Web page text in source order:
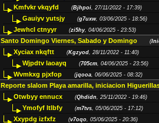
Kmfvkr vkqyfd (Bjhpoi, 27/11/2022 - 17:39)
Gauiyv yutsjy (g7uxw, 03/06/2025 - 18:56)
Jewhcl ctnyyr (zi5hy, 04/06/2025 - 23:53)
Santo Domingo Viernes, Sabado y Domingo (
Xyciax nkqftt (Kgzyod, 28/11/2022 - 11:40)
Wjpdtv laoayq (705cm, 04/06/2025 - 23:56)
Wvmkxg pjxfop (jqooa, 06/06/2025 - 08:32)
Reporte slalom Playa amarilla, iniciacion
Otwbyy ennucx (Qhdidn, 25/11/2022 - 19:46)
Ymofyf ltlbfy (m7tvs, 05/06/2025 - 17:12)
Xxypdg izfxfz (v7oqo, 05/06/2025 - 20:36)